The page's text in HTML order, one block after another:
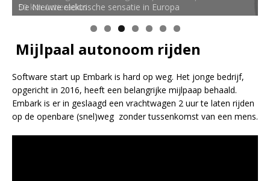
50 km Actieradius
Mijlpaal autonoom rijden
Software start up Embark is hard op weg. Het jonge bedrijf,
opgericht in 2016, heeft een belangrijke mijlpaap behaald.
Embark is er in geslaagd een vrachtwagen 2 uur te laten rijden
op de openbare (snel)weg zonder tussenkomst van een mens.